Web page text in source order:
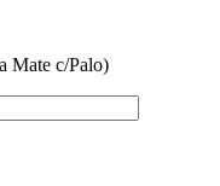
Mate c/Palo)